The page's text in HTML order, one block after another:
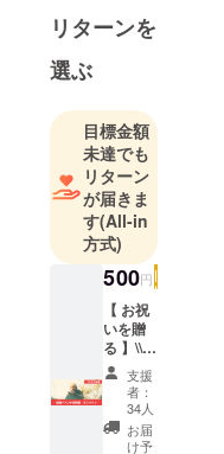
鳥取でブッ
業する際に
クラウド
ファンディ
ングを実
施。
その経験を
活かして知
人のクラウ
ドファン
ディング挑
戦にアドバ
イスをする
ようにな
り、2021年
から 株式会
リターンを
選ぶ
目標金額
未達でも
リターン
が届きま
す(All-in
方式)
500円
【 お祝
いを贈
る 】\\
配信イ
ベント
参加券 //
シンプ
ルな応
支援
者：
34人
お届
け予